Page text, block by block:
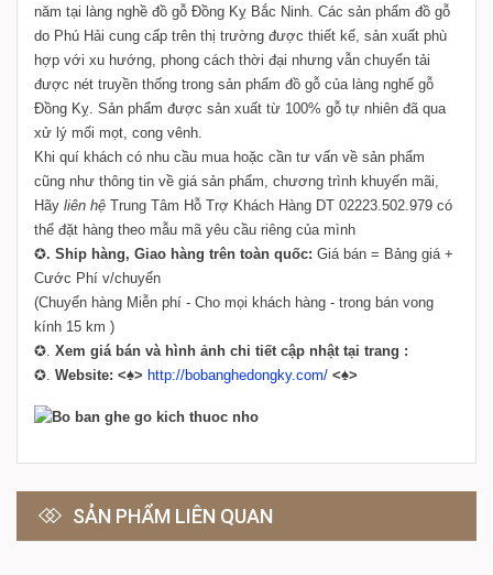
năm tại làng nghề đồ gỗ Đồng Kỵ Bắc Ninh. Các sản phẩm đồ gỗ
do Phú Hải cung cấp trên thị trường được thiết kế, sản xuất phù
hợp với xu hướng, phong cách thời đại nhưng vẫn chuyển tải
được nét truyền thống trong sản phẩm đồ gỗ của làng nghế gỗ
Đồng Kỵ. Sản phẩm được sản xuất từ 100% gỗ tự nhiên đã qua
xử lý mối mọt, cong vênh.
Khi quí khách có nhu cầu mua hoặc cần tư vấn về sản phẩm
cũng như thông tin về giá sản phẩm, chương trình khuyến mãi,
Hãy liên hệ Trung Tâm Hỗ Trợ Khách Hàng DT 02223.502.979 có
thể đặt hàng theo mẫu mã yêu cầu riêng của mình
✪. Ship hàng, Giao hàng trên toàn quốc: Giá bán = Bảng giá +
Cước Phí v/chuyển
(Chuyển hàng Miễn phí - Cho mọi khách hàng - trong bán vong
kính 15 km )
✪. Xem giá bán và hình ảnh chi tiết cập nhật tại trang :
✪. Website: <♠> http://bobanghedongky.com/ <♠>
SẢN PHẨM LIÊN QUAN